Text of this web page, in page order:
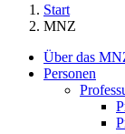
Start
MNZ
Über das
Personen